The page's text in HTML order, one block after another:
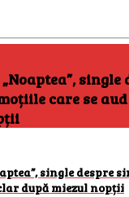
single
care se
single despre
după miezul nopții